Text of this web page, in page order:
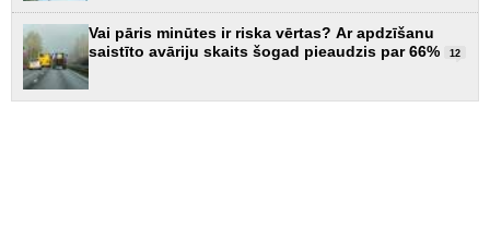
Vai pāris minūtes ir riska vērtas? Ar apdzīšanu
saistīto avāriju skaits šogad pieaudzis par 66%
12